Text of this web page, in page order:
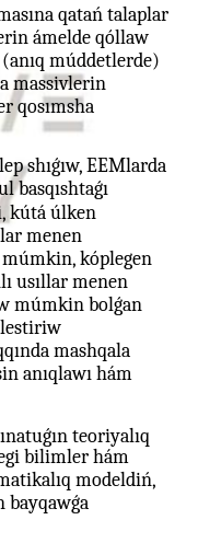
qatań talaplar
ámelde qóllaw
múddetlerde)
massivlerin
qosımsha
shıǵıw, EEMlarda
kútá úlken
menen
kóplegen
usıllar menen
múmkin bolǵan
mashqala
anıqlawı hám
teoriyalıq
bilimler hám
modeldiń,